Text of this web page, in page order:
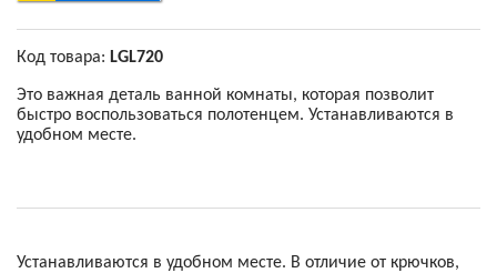
Код товара: LGL720
Это важная деталь ванной комнаты, которая позволит
быстро воспользоваться полотенцем. Устанавливаются в
удобном месте.
Устанавливаются в удобном месте. В отличие от крючков,